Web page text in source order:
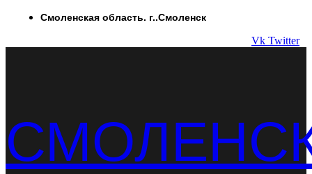
ПерейтиСмоленская область. г..Смоленск
Vk Twitter